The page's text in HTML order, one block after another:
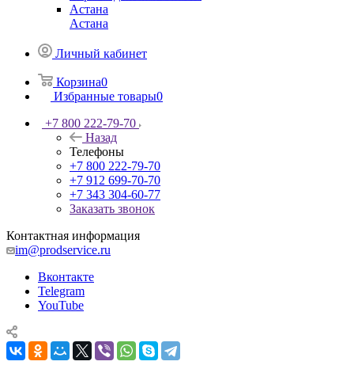
Астана
Астана
Личный кабинет
Корзина0
Избранные товары0
+7 800 222-79-70
Назад
Телефоны
+7 800 222-79-70
+7 912 699-70-70
+7 343 304-60-77
Заказать звонок
Контактная информация
im@prodservice.ru
Вконтакте
Telegram
YouTube